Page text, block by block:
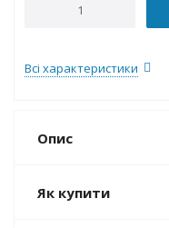
Всі характеристики
Опис
Як купити